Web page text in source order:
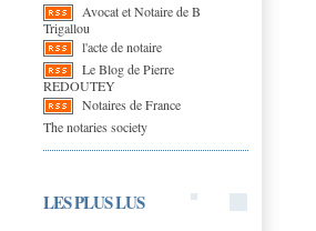
Avocat et Notaire de B
Trigallou
l'acte de notaire
Le Blog de Pierre
REDOUTEY
Notaires de France
The notaries society
LES PLUS LUS